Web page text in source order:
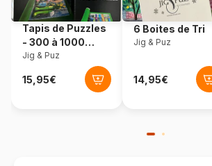
Dimensions 92 x 68 cm
Tapis de Puzzles
- 300 à 1000
pièces
Jig & Puz
6 Boites de Tri
Jig & Puz